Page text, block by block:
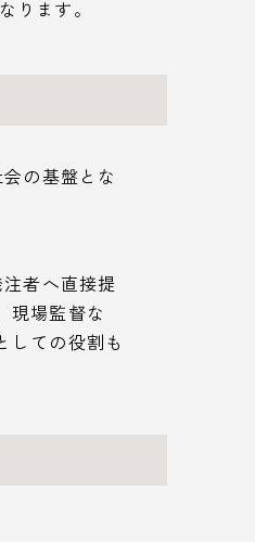
ります。
の基盤とな
者へ直接提
現場監督な
しての役割も